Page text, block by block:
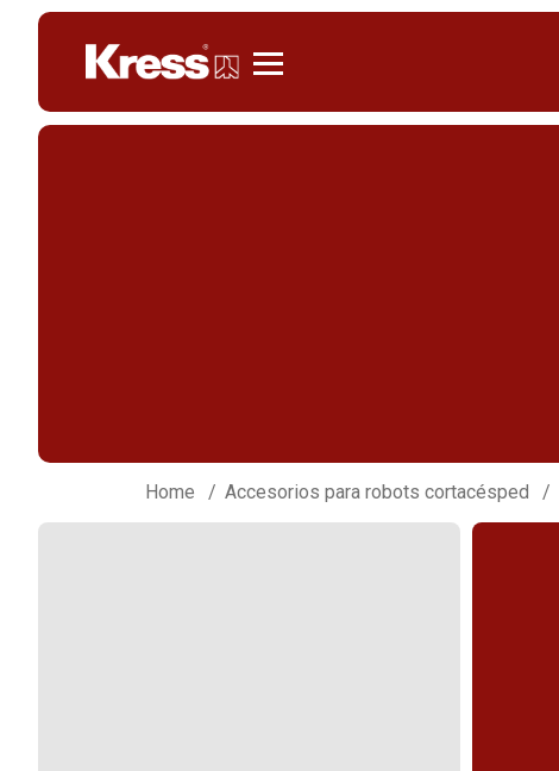
Home Accesorios para robots cortacésped